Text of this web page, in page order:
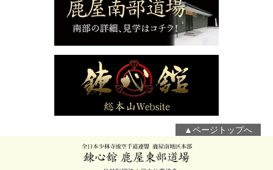
▲ページトップへ